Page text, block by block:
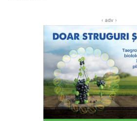
‹ adv ›